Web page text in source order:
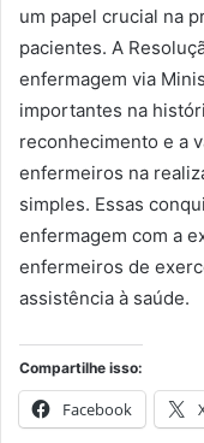
um papel crucial na
pacientes. A
enfermagem via
importantes na
reconhecimento e a
enfermeiros na
simples. Essas
enfermagem com a
enfermeiros de
assistência à saúde.
Compartilhe isso:
Facebook